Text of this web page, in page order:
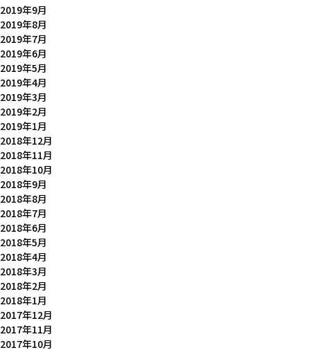
2019年9月
2019年8月
2019年7月
2019年6月
2019年5月
2019年4月
2019年3月
2019年2月
2019年1月
2018年12月
2018年11月
2018年10月
2018年9月
2018年8月
2018年7月
2018年6月
2018年5月
2018年4月
2018年3月
2018年2月
2018年1月
2017年12月
2017年11月
2017年10月